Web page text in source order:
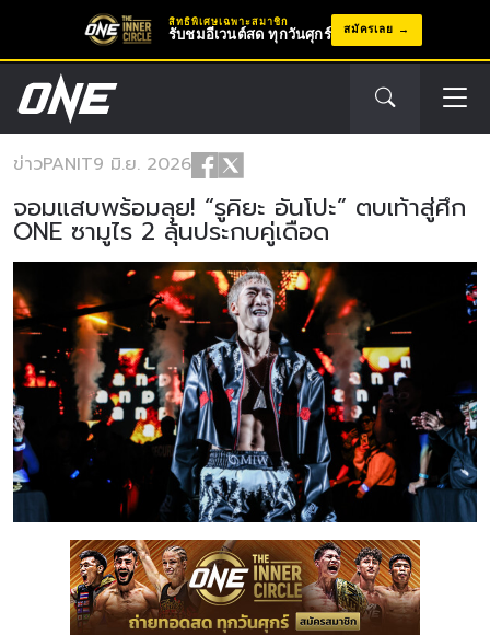
สิทธิพิเศษเฉพาะสมาชิก
รับชมอีเวนต์สด ทุกวันศุกร์ สมัครเลย
ข่าวPANIT9 มิ.ย. 2026
จอมแสบพร้อมลุย! “รูคิยะ อันโปะ” ตบเท้าสู่ศึก
ONE ซามูไร 2 ลุ้นประกบคู่เดือด